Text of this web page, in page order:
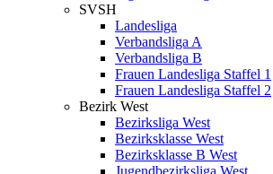
SVSH
Landesliga
Verbandsliga A
Verbandsliga B
Frauen Landesliga Staffel 1
Frauen Landesliga Staffel 2
Bezirk West
Bezirksliga West
Bezirksklasse West
Bezirksklasse B West